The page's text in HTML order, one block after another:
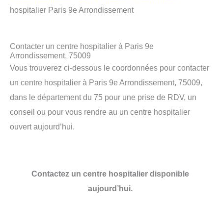
hospitalier Paris 9e Arrondissement
Contacter un centre hospitalier à Paris 9e
Arrondissement, 75009
Vous trouverez ci-dessous le coordonnées pour contacter
un centre hospitalier à Paris 9e Arrondissement, 75009,
dans le département du 75 pour une prise de RDV, un
conseil ou pour vous rendre au un centre hospitalier
ouvert aujourd’hui.
Contactez un centre hospitalier disponible
aujourd’hui.